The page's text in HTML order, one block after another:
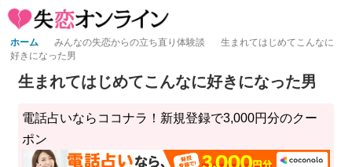
ホーム みんなの失恋からの立ち直り体験談
生まれてはじめてこんなに
好きになった男
生まれてはじめてこんなに好きになった男
電話占いならココナラ！新規登録で3,000円分のクー
ポン